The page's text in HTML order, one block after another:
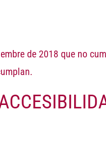
de 2018 que no